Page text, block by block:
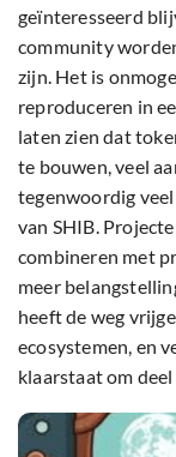
geïnteresseerd
community
zijn. Het is
reproduceren in
laten zien dat
te bouwen, veel
tegenwoordig
van SHIB.
combineren met
meer
heeft de weg
ecosystemen, en
klaarstaat om